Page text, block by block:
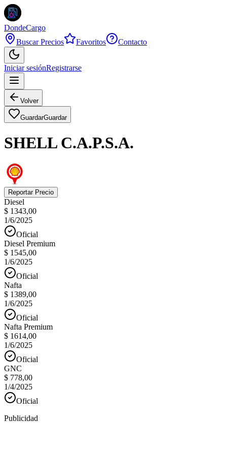
DondeCargo
Buscar Precios
Favoritos Contacto
Iniciar sesiónRegistrarse
Volver
GuardarGuardar
SHELL C.A.P.S.A.
Reportar Precio
Diesel
$ 1343,00
1/6/2025
Oficial
Diesel Premium
$ 1545,00
1/6/2025
Oficial
Nafta
$ 1389,00
1/6/2025
Oficial
Nafta Premium
$ 1614,00
1/6/2025
Oficial
GNC
$ 778,00
1/4/2025
Oficial
Publicidad